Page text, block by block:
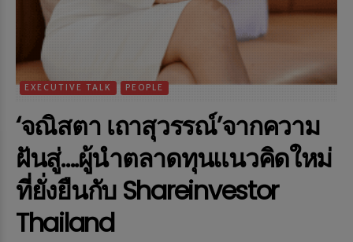
EXECUTIVE TALK PEOPLE
‘จณิสตา เถาสุวรรณ์’จากความ
ฝันสู่….ผู้นำตลาดทุนแนวคิดใหม่
ที่ยั่งยืนกับ Shareinvestor
Thailand